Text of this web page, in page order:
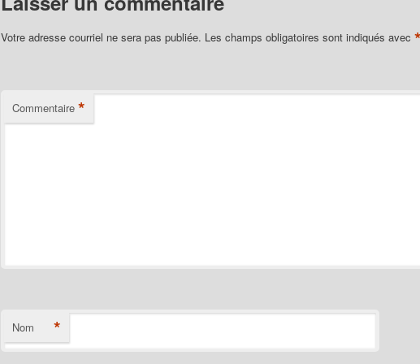
Votre adresse courriel ne sera pas publiée. Les champs obligatoires sont indiqués avec
Commentaire *
Nom *